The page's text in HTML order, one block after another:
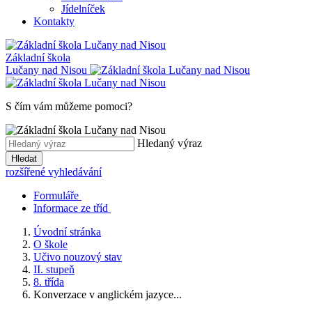
Jídelníček
Kontakty
Základní škola
Lučany nad Nisou
S čím vám můžeme pomoci?
Hledaný výraz
Hledat
rozšířené vyhledávání
Formuláře
Informace ze tříd
Úvodní stránka
O škole
Učivo nouzový stav
II. stupeň
8. třída
Konverzace v anglickém jazyce...